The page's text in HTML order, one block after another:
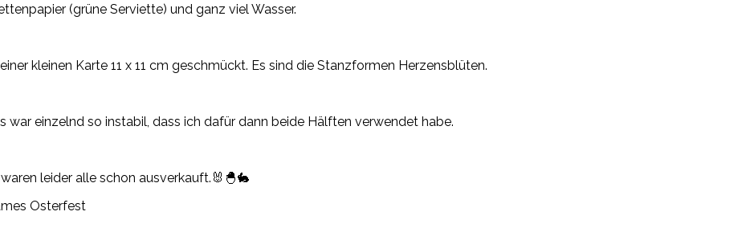
(grüne Serviette) und ganz viel Wasser.
kleinen Karte 11 x 11 cm geschmückt. Es sind die Stanzformen Herzensblüten.
war einzelnd so instabil, dass ich dafür dann beide Hälften verwendet habe.
leider alle schon ausverkauft.🐰🐣🐇
Osterfest